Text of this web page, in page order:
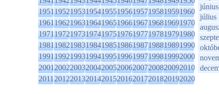
1951195219531954195519561957195819591960
1961196219631964196519661967196819691970
1971197219731974197519761977197819791980
1981198219831984198519861987198819891990
1991199219931994199519961997199819992000
2001200220032004200520062007200820092010
2011201220132014201520162017201820192020
június
július